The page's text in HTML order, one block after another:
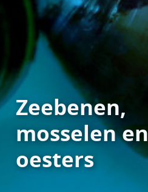
Zeebenen,
mosselen en
oesters